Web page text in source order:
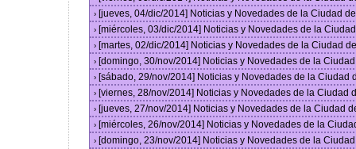
› [jueves, 04/dic/2014] Noticias y Novedades de la Ciudad
› [miércoles, 03/dic/2014] Noticias y Novedades de la
› [martes, 02/dic/2014] Noticias y Novedades de la Ciudad
› [domingo, 30/nov/2014] Noticias y Novedades de la
› [sábado, 29/nov/2014] Noticias y Novedades de la Ciudad
› [viernes, 28/nov/2014] Noticias y Novedades de la Ciudad
› [jueves, 27/nov/2014] Noticias y Novedades de la Ciudad
› [miércoles, 26/nov/2014] Noticias y Novedades de la
› [domingo, 23/nov/2014] Noticias y Novedades de la